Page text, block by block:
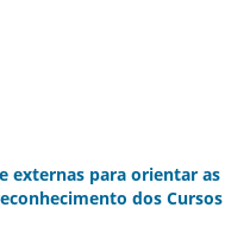
externas para orientar as
dos Cursos